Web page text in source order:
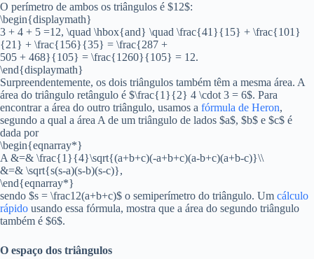
O perímetro de ambos os triângulos é $12$:
\begin{displaymath}
3 + 4 + 5 =12, \quad \hbox{and} \quad \frac{41}{15} + \frac{101}
{21} + \frac{156}{35} = \frac{287 +
505 + 468}{105} = \frac{1260}{105} = 12.
\end{displaymath}
Surpreendentemente, os dois triângulos também têm a mesma área. A
área do triângulo retângulo é $\frac{1}{2} 4 \cdot 3 = 6$. Para
encontrar a área do outro triângulo, usamos a fórmula de Heron,
segundo a qual a área A de um triângulo de lados $a$, $b$ e $c$ é
dada por
\begin{eqnarray*}
A &=& \frac{1}{4}\sqrt{(a+b+c)(-a+b+c)(a-b+c)(a+b-c)}\\
&=& \sqrt{s(s-a)(s-b)(s-c)},
\end{eqnarray*}
sendo $s = \frac12(a+b+c)$ o semiperímetro do triângulo. Um cálculo
rápido usando essa fórmula, mostra que a área do segundo triângulo
também é $6$.
O espaço dos triângulos